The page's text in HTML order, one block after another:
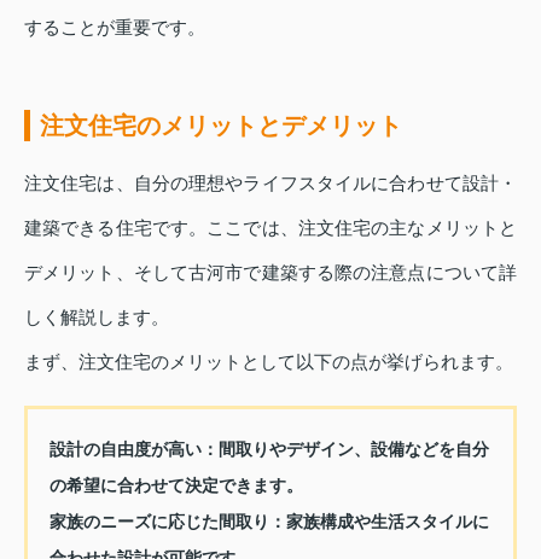
することが重要です。
注文住宅のメリットとデメリット
注文住宅は、自分の理想やライフスタイルに合わせて設計・
建築できる住宅です。ここでは、注文住宅の主なメリットと
デメリット、そして古河市で建築する際の注意点について詳
しく解説します。
まず、注文住宅のメリットとして以下の点が挙げられます。
設計の自由度が高い： 間取りやデザイン、設備などを自分
の希望に合わせて決定できます。
家族のニーズに応じた間取り： 家族構成や生活スタイルに